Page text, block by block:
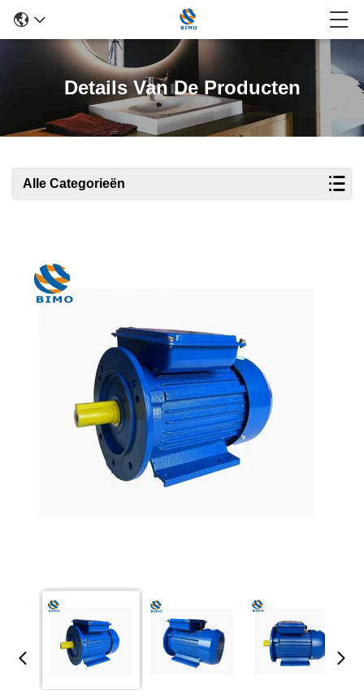
Details Van De Producten
Alle Categorieën